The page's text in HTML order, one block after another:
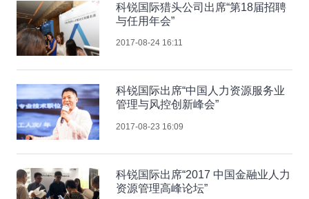
科锐国际猎头公司出席“第18届招聘
与任用年会”
2017-08-24 16:11
科锐国际出席“中国人力资源服务业
管理与风控创新峰会”
2017-08-23 16:09
科锐国际出席“2017 中国金融业人力
资源管理高峰论坛”